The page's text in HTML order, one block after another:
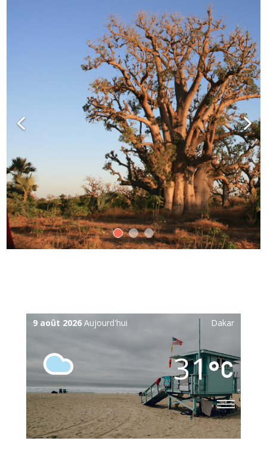
9 août 2026Aujourd'hui Dakar
31